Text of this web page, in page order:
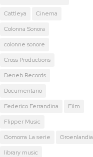
Cattleya
Cinema
Colonna Sonora
colonne sonore
Cross Productions
Deneb Records
Documentario
Federico Ferrandina
Film
Flipper Music
Gomorra La serie
Groenlandia
library music